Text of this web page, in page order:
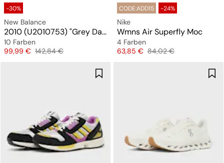
-30%
New Balance
2010 (U2010753) "Grey Days"
10 Farben
Preis
99,99 € Originalpreis
142,84 €
CODE:ADD15 -24%
Nike
Wmns Air Superfly Moc
4 Farben
Preis
63,85 € Originalpreis
84,02 €